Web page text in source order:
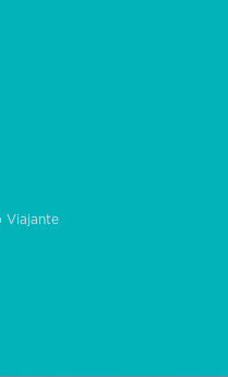
Viajante